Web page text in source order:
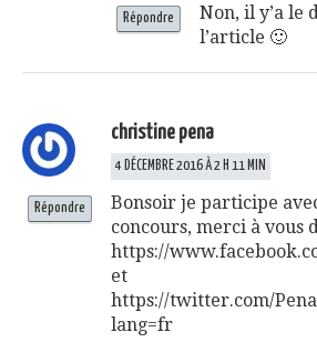
Non, il y’a le
l’article 🙂
Répondre
christine pena
4 DÉCEMBRE 2016 À 2 H 11 MIN
Bonsoir je participe
concours, merci à vous
https://
et
https://twitter.com/
lang=fr
Répondre